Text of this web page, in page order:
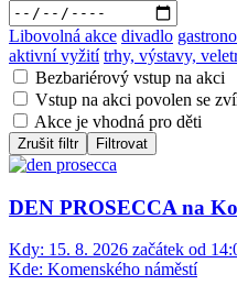
Libovolná akce divadlo
aktivní vyžití trhy, výstavy,
Bezbariérový vstup na akci
Vstup na akci povolen se
Akce je vhodná pro děti
Zrušit filtr Filtrovat
DEN PROSECCA na
Kdy: 15. 8. 2026 začátek od
Kde: Komenského náměstí